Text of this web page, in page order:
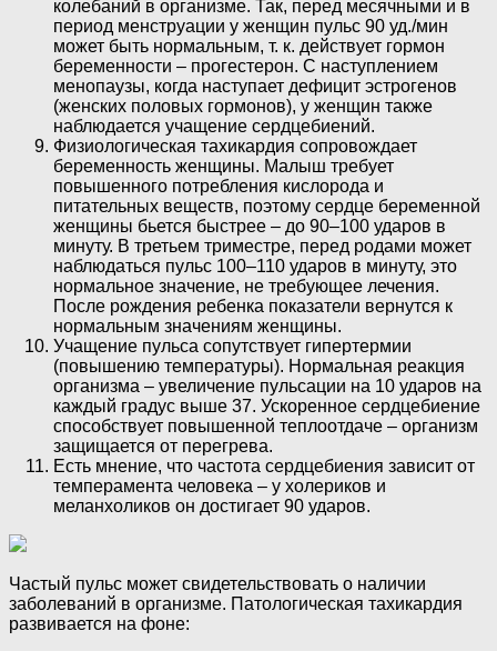
колебаний в организме. Так, перед месячными и в
период менструации у женщин пульс 90 уд./мин
может быть нормальным, т. к. действует гормон
беременности – прогестерон. С наступлением
менопаузы, когда наступает дефицит эстрогенов
(женских половых гормонов), у женщин также
наблюдается учащение сердцебиений.
Физиологическая тахикардия сопровождает
беременность женщины. Малыш требует
повышенного потребления кислорода и
питательных веществ, поэтому сердце беременной
женщины бьется быстрее – до 90–100 ударов в
минуту. В третьем триместре, перед родами может
наблюдаться пульс 100–110 ударов в минуту, это
нормальное значение, не требующее лечения.
После рождения ребенка показатели вернутся к
нормальным значениям женщины.
Учащение пульса сопутствует гипертермии
(повышению температуры). Нормальная реакция
организма – увеличение пульсации на 10 ударов на
каждый градус выше 37. Ускоренное сердцебиение
способствует повышенной теплоотдаче – организм
защищается от перегрева.
Есть мнение, что частота сердцебиения зависит от
темперамента человека – у холериков и
меланхоликов он достигает 90 ударов.
Частый пульс может свидетельствовать о наличии
заболеваний в организме. Патологическая тахикардия
развивается на фоне: